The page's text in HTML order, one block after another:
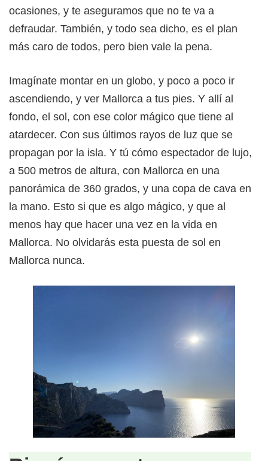
ocasiones, y te aseguramos que no te va a
defraudar. También, y todo sea dicho, es el plan
más caro de todos, pero bien vale la pena.
Imagínate montar en un globo, y poco a poco ir
ascendiendo, y ver Mallorca a tus pies. Y allí al
fondo, el sol, con ese color mágico que tiene al
atardecer. Con sus últimos rayos de luz que se
propagan por la isla. Y tú cómo espectador de lujo,
a 500 metros de altura, con Mallorca en una
panorámica de 360 grados, y una copa de cava en
la mano. Esto si que es algo mágico, y que al
menos hay que hacer una vez en la vida en
Mallorca. No olvidarás esta puesta de sol en
Mallorca nunca.